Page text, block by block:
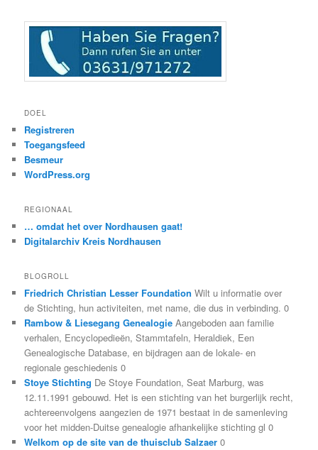
DOEL
Registreren
Toegangsfeed
Besmeur
WordPress.org
REGIONAAL
… omdat het over Nordhausen gaat!
Digitalarchiv Kreis Nordhausen
BLOGROLL
Friedrich Christian Lesser Foundation Wilt u informatie over
de Stichting, hun activiteiten, met name, die dus in verbinding. 0
Rambow & Liesegang Genealogie Aangeboden aan familie
verhalen, Encyclopedieën, Stammtafeln, Heraldiek, Een
Genealogische Database, en bijdragen aan de lokale- en
regionale geschiedenis 0
Stoye Stichting De Stoye Foundation, Seat Marburg, was
12.11.1991 gebouwd. Het is een stichting van het burgerlijk recht,
achtereenvolgens aangezien de 1971 bestaat in de samenleving
voor het midden-Duitse genealogie afhankelijke stichting gl 0
Welkom op de site van de thuisclub Salzaer 0